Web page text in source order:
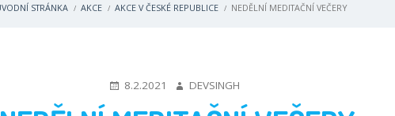
STRÁNKA AKCE AKCE V ČESKÉ REPUBLICE NEDĚLNÍ MEDITAČNÍ VEČERY
NÁHLEDOVÝ
8.2.2021 AUTOR
DEVSINGH